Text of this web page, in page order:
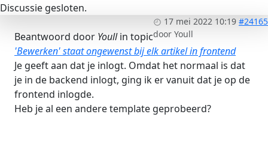
Discussie gesloten.
17 mei 2022 10:19 #24165
door Youll
Beantwoord door Youllin topic
'Bewerken' staat ongewenst bij elk artikel in frontend
Je geeft aan dat je inlogt. Omdat het normaal is dat
je in de backend inlogt, ging ik er vanuit dat je op de
frontend inlogde.
Heb je al een andere template geprobeerd?